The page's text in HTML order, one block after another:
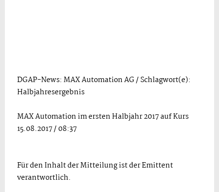
DGAP-News: MAX Automation AG / Schlagwort(e):
Halbjahresergebnis
MAX Automation im ersten Halbjahr 2017 auf Kurs
15.08.2017 / 08:37
Für den Inhalt der Mitteilung ist der Emittent
verantwortlich.